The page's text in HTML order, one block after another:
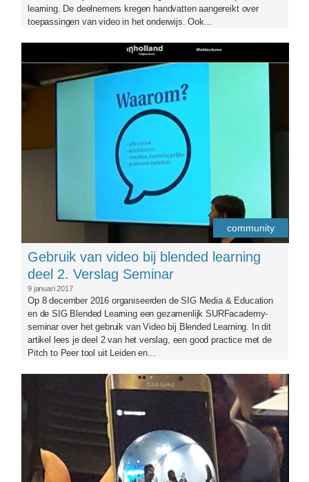
learning. De deelnemers kregen handvatten aangereikt over
toepassingen van video in het onderwijs. Ook...
logosigme-aangepast2.png
community
Gebruik van video bij blended learning
deel 2. Verslag Seminar
9 januari 2017
Op 8 december 2016 organiseerden de SIG Media & Education
en de SIG Blended Learning een gezamenlijk SURFacademy-
seminar over het gebruik van Video bij Blended Learning. In dit
artikel lees je deel 2 van het verslag, een good practice met de
Pitch to Peer tool uit Leiden en...
video360.jpg